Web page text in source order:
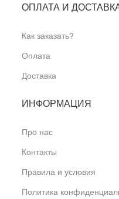
ОПЛАТА И
Как заказать?
Оплата
Доставка
ИНФОРМАЦИЯ
Про нас
Контакты
Правила и условия
Политика